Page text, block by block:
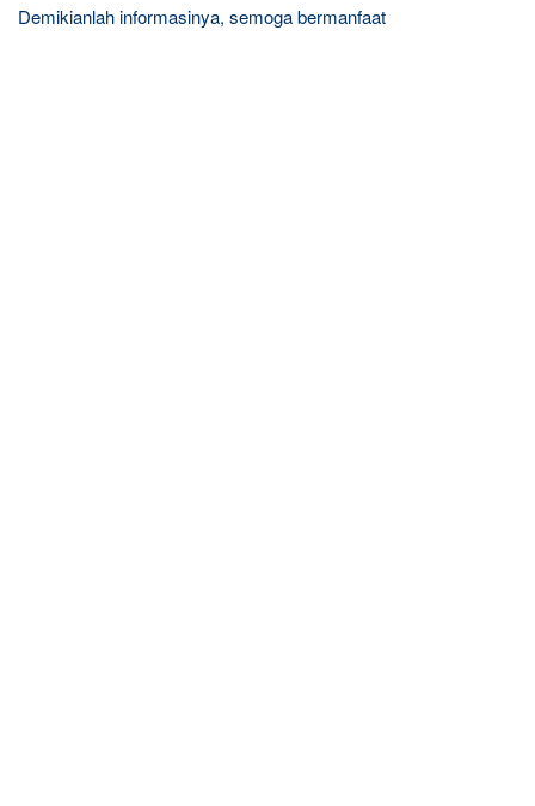
Demikianlah informasinya, semoga bermanfaat